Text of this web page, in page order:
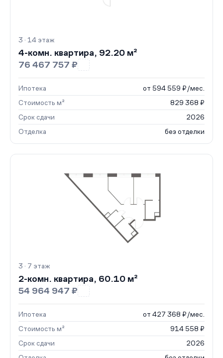
3 · 14 этаж
4-комн. квартира, 92.20 м²
76 467 757 ₽
Ипотека
от 594 559 ₽/мес.
Стоимость м²
829 368 ₽
Срок сдачи
2026
Отделка
без отделки
3 · 7 этаж
2-комн. квартира, 60.10 м²
54 964 947 ₽
Ипотека
от 427 368 ₽/мес.
Стоимость м²
914 558 ₽
Срок сдачи
2026